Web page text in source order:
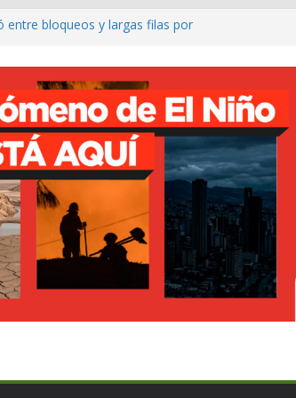
entre bloqueos y largas filas por
Mojana con el nuevo Centro de
Majagual
contaminación de ríos por
Dagua
del ELN para atemorizar en